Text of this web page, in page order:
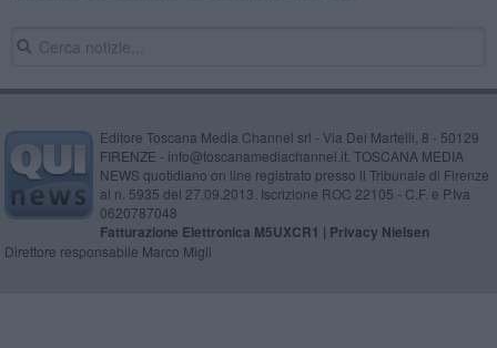
Editore Toscana Media Channel srl - Via Dei Martelli, 8 - 50129
FIRENZE - info@toscanamediachannel.it. TOSCANA MEDIA
NEWS quotidiano on line registrato presso il Tribunale di Firenze
al n. 5935 del 27.09.2013. Iscrizione ROC 22105 - C.F. e P.Iva
0620787048
Fatturazione Elettronica M5UXCR1 | Privacy Nielsen
Direttore responsabile Marco Migli